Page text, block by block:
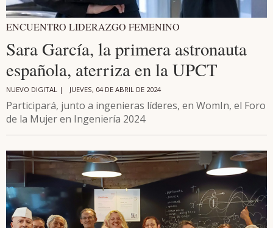
ENCUENTRO LIDERAZGO FEMENINO
Sara García, la primera astronauta
española, aterriza en la UPCT
NUEVO DIGITAL | JUEVES, 04 DE ABRIL DE 2024
Participará, junto a ingenieras líderes, en WomIn, el Foro
de la Mujer en Ingeniería 2024